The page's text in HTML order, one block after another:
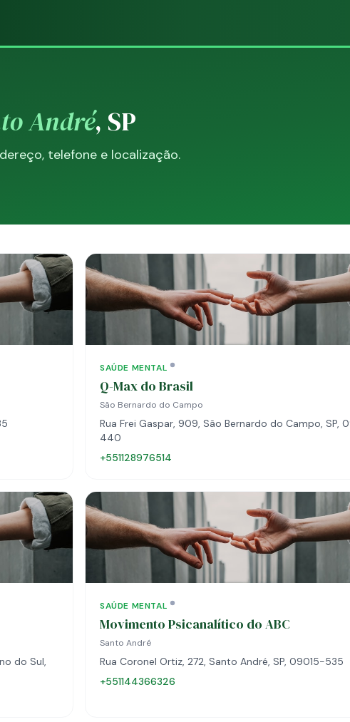
André, SP
telefone e localização.
SAÚDE MENTAL
Q-Max do Brasil
São Bernardo do Campo
Rua Frei Gaspar, 909, São Bernardo do Campo, SP,
440
+551128976514
do Sul,
SAÚDE MENTAL
Movimento Psicanalítico do ABC
Santo André
Rua Coronel Ortiz, 272, Santo André, SP, 09015-535
+551144366326